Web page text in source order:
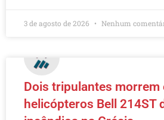
3 de agosto de 2026 Nenhum
Dois tripulantes morrem
helicópteros Bell 214ST